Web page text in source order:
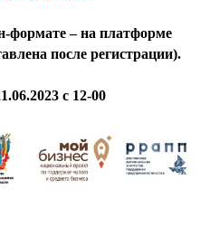
формате – на платформе
после регистрации).
с 12-00